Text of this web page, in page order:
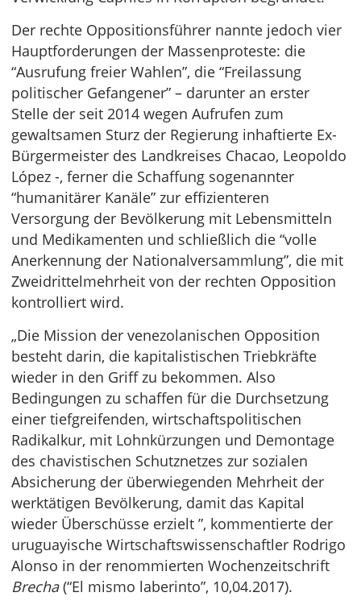
Der rechte Oppositionsführer nannte jedoch vier
Hauptforderungen der Massenproteste: die
“Ausrufung freier Wahlen”, die “Freilassung
politischer Gefangener” – darunter an erster
Stelle der seit 2014 wegen Aufrufen zum
gewaltsamen Sturz der Regierung inhaftierte Ex-
Bürgermeister des Landkreises Chacao, Leopoldo
López -, ferner die Schaffung sogenannter
“humanitärer Kanäle” zur effizienteren
Versorgung der Bevölkerung mit Lebensmitteln
und Medikamenten und schließlich die “volle
Anerkennung der Nationalversammlung”, die mit
Zweidrittelmehrheit von der rechten Opposition
kontrolliert wird.
„Die Mission der venezolanischen Opposition
besteht darin, die kapitalistischen Triebkräfte
wieder in den Griff zu bekommen. Also
Bedingungen zu schaffen für die Durchsetzung
einer tiefgreifenden, wirtschaftspolitischen
Radikalkur, mit Lohnkürzungen und Demontage
des chavistischen Schutznetzes zur sozialen
Absicherung der überwiegenden Mehrheit der
werktätigen Bevölkerung, damit das Kapital
wieder Überschüsse erzielt ”, kommentierte der
uruguayische Wirtschaftswissenschaftler Rodrigo
Alonso in der renommierten Wochenzeitschrift
Brecha(“El mismo laberinto”, 10,04.2017).